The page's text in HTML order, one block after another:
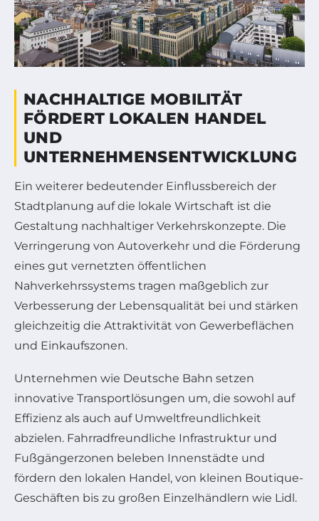
NACHHALTIGE MOBILITÄT
FÖRDERT LOKALEN HANDEL
UND
UNTERNEHMENSENTWICKLUNG
Ein weiterer bedeutender Einflussbereich der
Stadtplanung auf die lokale Wirtschaft ist die
Gestaltung nachhaltiger Verkehrskonzepte. Die
Verringerung von Autoverkehr und die Förderung
eines gut vernetzten öffentlichen
Nahverkehrssystems tragen maßgeblich zur
Verbesserung der Lebensqualität bei und stärken
gleichzeitig die Attraktivität von Gewerbeflächen
und Einkaufszonen.
Unternehmen wie Deutsche Bahn setzen
innovative Transportlösungen um, die sowohl auf
Effizienz als auch auf Umweltfreundlichkeit
abzielen. Fahrradfreundliche Infrastruktur und
Fußgängerzonen beleben Innenstädte und
fördern den lokalen Handel, von kleinen Boutique-
Geschäften bis zu großen Einzelhändlern wie Lidl.